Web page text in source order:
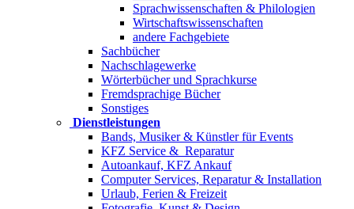
Sprachwissenschaften & Philologien
Wirtschaftswissenschaften
andere Fachgebiete
Sachbücher
Nachschlagewerke
Wörterbücher und Sprachkurse
Fremdsprachige Bücher
Sonstiges
Dienstleistungen
Bands, Musiker & Künstler für Events
KFZ Service & Reparatur
Autoankauf, KFZ Ankauf
Computer Services, Reparatur & Installation
Urlaub, Ferien & Freizeit